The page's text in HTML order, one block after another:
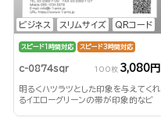
ビジネス スリムサイズ QRコード
スピード1時間対応 スピード3時間対応
c-0874sqr 100枚 3,080円
明るくハツラツとした印象を与えてくれ
るイエローグリーンの帯が印象的なビ